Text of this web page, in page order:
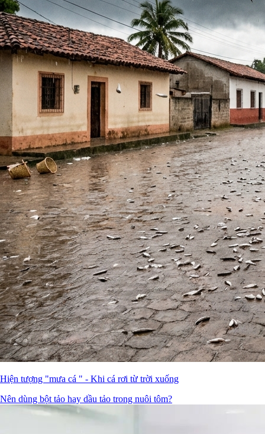
Hiện tượng "mưa cá " - Khi cá rơi từ trời xuống
Nên dùng bột tảo hay dầu tảo trong nuôi tôm?